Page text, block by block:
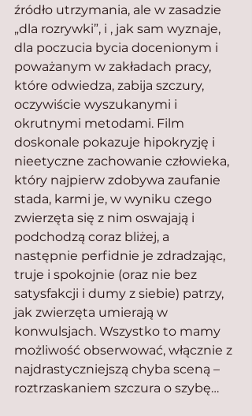
źródło utrzymania, ale w zasadzie
„dla rozrywki”, i , jak sam wyznaje,
dla poczucia bycia docenionym i
poważanym w zakładach pracy,
które odwiedza, zabija szczury,
oczywiście wyszukanymi i
okrutnymi metodami. Film
doskonale pokazuje hipokryzję i
nieetyczne zachowanie człowieka,
który najpierw zdobywa zaufanie
stada, karmi je, w wyniku czego
zwierzęta się z nim oswajają i
podchodzą coraz bliżej, a
następnie perfidnie je zdradzając,
truje i spokojnie (oraz nie bez
satysfakcji i dumy z siebie) patrzy,
jak zwierzęta umierają w
konwulsjach. Wszystko to mamy
możliwość obserwować, włącznie z
najdrastyczniejszą chyba sceną –
roztrzaskaniem szczura o szybę…